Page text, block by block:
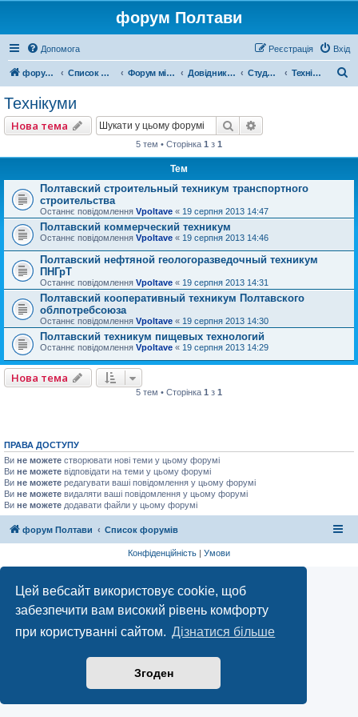
Цей вебсайт використовує cookie, щоб
забезпечити вам високий рівень комфорту
при користуванні сайтом. Дізнатися більше
Згоден
форум Полтави
Допомога Вхід
Реєстрація
форум Полтави Список форумів Форум міста Полтава Довідник Полтави Студентський форум Технікуми
Технікуми
Нова тема Пошук
5 тем • Сторінка 1 з 1
Тем
Полтавский строительный техникум транспортного
строительства
Останнє повідомлення Vpoltave « 19 серпня 2013 14:47
Полтавский коммерческий техникум
Останнє повідомлення Vpoltave « 19 серпня 2013 14:46
Полтавский нефтяной геологоразведочный техникум
ПНГрТ
Останнє повідомлення Vpoltave « 19 серпня 2013 14:31
Полтавский кооперативный техникум Полтавского
облпотребсоюза
Останнє повідомлення Vpoltave « 19 серпня 2013 14:30
Полтавский техникум пищевых технологий
Останнє повідомлення Vpoltave « 19 серпня 2013 14:29
Нова тема
5 тем • Сторінка 1 з 1
ПРАВА ДОСТУПУ
Ви не можете створювати нові теми у цьому форумі
Ви не можете відповідати на теми у цьому форумі
Ви не можете редагувати ваші повідомлення у цьому форумі
Ви не можете видаляти ваші повідомлення у цьому форумі
Ви не можете додавати файли у цьому форумі
форум Полтави Список форумів
Конфіденційність | Умови